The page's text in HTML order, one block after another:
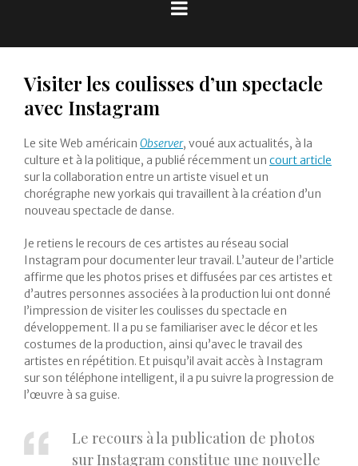
Visiter les coulisses d’un spectacle
avec Instagram
Le site Web américain Observer, voué aux actualités, à la
culture et à la politique, a publié récemment un court article
sur la collaboration entre un artiste visuel et un
chorégraphe new yorkais qui travaillent à la création d’un
nouveau spectacle de danse.
Je retiens le recours de ces artistes au réseau social
Instagram pour documenter leur travail. L’auteur de l’article
affirme que les photos prises et diffusées par ces artistes et
d’autres personnes associées à la production lui ont donné
l’impression de visiter les coulisses du spectacle en
développement. Il a pu se familiariser avec le décor et les
costumes de la production, ainsi qu’avec le travail des
artistes en répétition. Et puisqu’il avait accès à Instagram
sur son téléphone intelligent, il a pu suivre la progression de
l’œuvre à sa guise.
Le recours à la publication de photos
sur Instagram constitue une nouvelle